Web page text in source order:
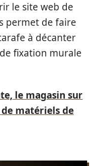
le site web de
permet de faire
à décanter
fixation murale
le magasin sur
matériels de